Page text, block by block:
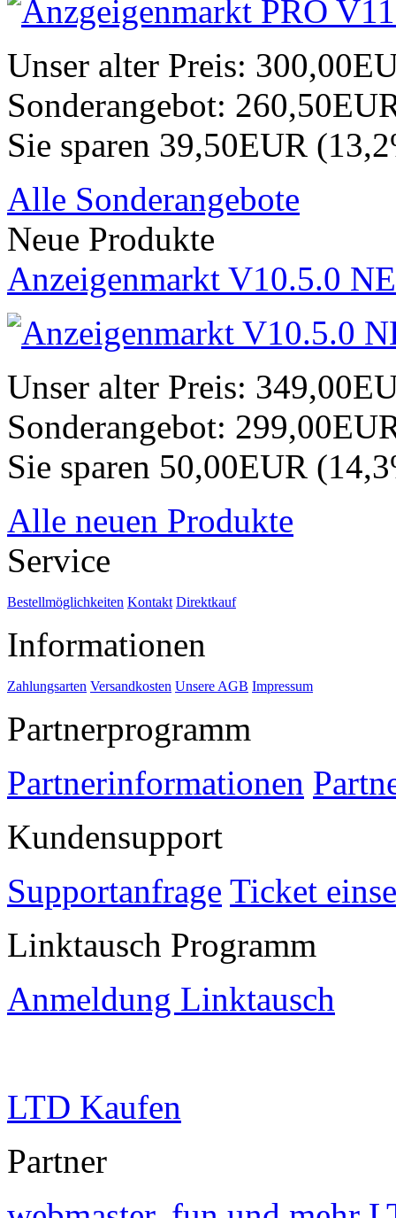
Unser alter Preis:
Sonderangebot:
Sie sparen 39,50EUR
Alle Sonderangebote
Neue Produkte
Anzeigenmarkt V10.5.0 NE
Unser alter Preis:
Sonderangebot:
Sie sparen 50,00EUR
Alle neuen Produkte
Service
Bestellmöglichkeiten Kontakt Direktkauf
Informationen
Zahlungsarten Versandkosten Unsere AGB Impressum
Partnerprogramm
Partnerinformationen
Kundensupport
Supportanfrage Ticket
Linktausch Programm
Anmeldung Linktausch
LTD Kaufen
Partner